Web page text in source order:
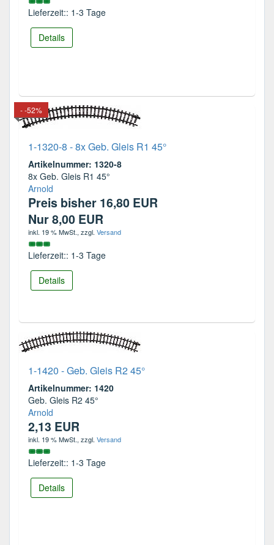
Lieferzeit:: 1-3 Tage
Details
- -52%
1-1320-8 - 8x Geb. Gleis R1 45°
Artikelnummer: 1320-8
8x Geb. Gleis R1 45°
Arnold
Preis bisher 16,80 EUR
Nur 8,00 EUR
inkl. 19 % MwSt., zzgl. Versand
Lieferzeit:: 1-3 Tage
Details
1-1420 - Geb. Gleis R2 45°
Artikelnummer: 1420
Geb. Gleis R2 45°
Arnold
2,13 EUR
inkl. 19 % MwSt., zzgl. Versand
Lieferzeit:: 1-3 Tage
Details